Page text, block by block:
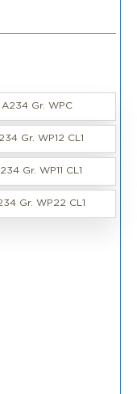
A234 Gr. WPC
Gr. WP12 CL1
Gr. WP11 CL1
Gr. WP22 CL1